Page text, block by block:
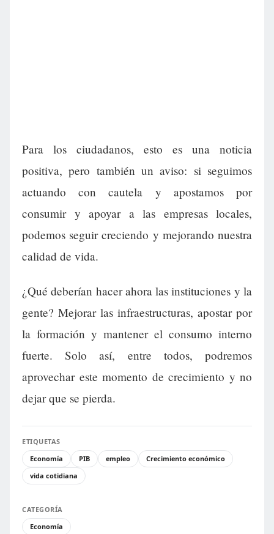
Para los ciudadanos, esto es una noticia
positiva, pero también un aviso: si seguimos
actuando con cautela y apostamos por
consumir y apoyar a las empresas locales,
podemos seguir creciendo y mejorando nuestra
calidad de vida.
¿Qué deberían hacer ahora las instituciones y la
gente? Mejorar las infraestructuras, apostar por
la formación y mantener el consumo interno
fuerte. Solo así, entre todos, podremos
aprovechar este momento de crecimiento y no
dejar que se pierda.
ETIQUETAS
Economía
PIB empleo
Crecimiento económico
vida cotidiana
CATEGORÍA
Economía